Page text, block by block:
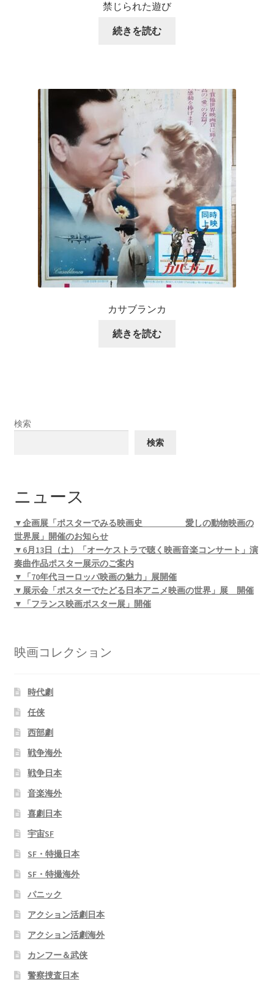
禁じられた遊び
続きを読む
カサブランカ
続きを読む
検索
検索
ニュース
▼企画展「ポスターでみる映画史 愛しの動物映画の
世界展」開催のお知らせ
▼6月13日（土）「オーケストラで聴く映画音楽コンサート」演
奏曲作品ポスター展示のご案内
▼「70年代ヨーロッパ映画の魅力」展開催
▼展示会「ポスターでたどる日本アニメ映画の世界」展 開催
▼「フランス映画ポスター展」開催
映画コレクション
時代劇
任侠
西部劇
戦争海外
戦争日本
音楽海外
喜劇日本
宇宙SF
SF・特撮日本
SF・特撮海外
パニック
アクション活劇日本
アクション活劇海外
カンフー＆武侠
警察捜査日本